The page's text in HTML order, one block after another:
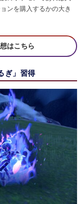
ンを購入するかの大き
はこちら
ぎ」習得